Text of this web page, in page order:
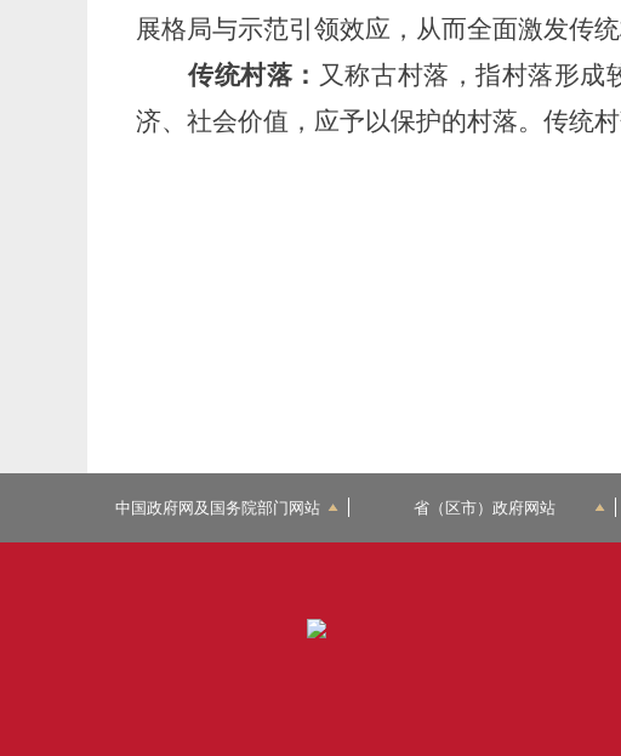
展格局与示范引领效应 ， 从而全面激发传
传统村落： 又称古村落，指村落形成
济、社会价值，应予以保护的村落。传统
中国政府网及国务院部门网站 省（区市）政府网站